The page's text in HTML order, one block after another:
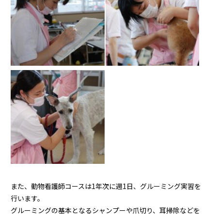
また、動物看護師コースは1年次に週1日、グルーミング実習を
行います。
グルーミングの基本となるシャンプーや爪切り、耳掃除などを